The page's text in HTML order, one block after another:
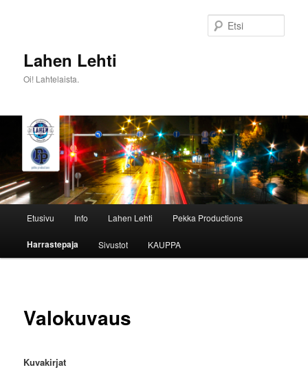
Lahen Lehti
Oi! Lahtelaista.
Etusivu Info Lahen Lehti Pekka Productions
Harrastepaja Sivustot KAUPPA
Valokuvaus
Kuvakirjat